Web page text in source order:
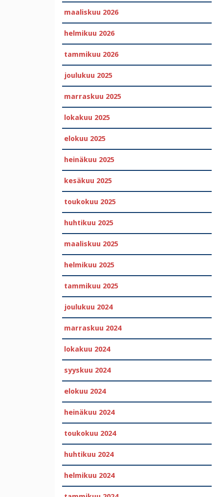
maaliskuu 2026
helmikuu 2026
tammikuu 2026
joulukuu 2025
marraskuu 2025
lokakuu 2025
elokuu 2025
heinäkuu 2025
kesäkuu 2025
toukokuu 2025
huhtikuu 2025
maaliskuu 2025
helmikuu 2025
tammikuu 2025
joulukuu 2024
marraskuu 2024
lokakuu 2024
syyskuu 2024
elokuu 2024
heinäkuu 2024
toukokuu 2024
huhtikuu 2024
helmikuu 2024